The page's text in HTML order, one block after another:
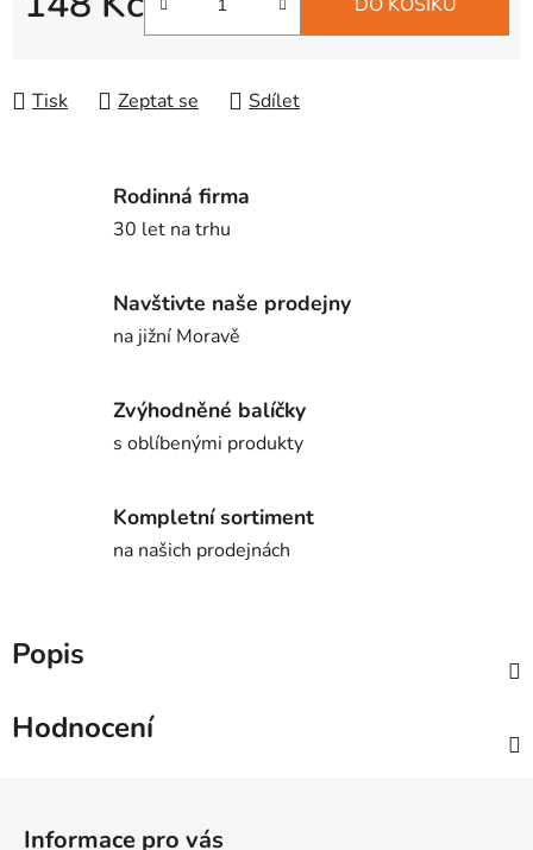
Tisk Zeptat se Sdílet
Rodinná firma
30 let na trhu
Navštivte naše prodejny
na jižní Moravě
Zvýhodněné balíčky
s oblíbenými produkty
Kompletní sortiment
na našich prodejnách
Popis
Hodnocení
Informace pro vás